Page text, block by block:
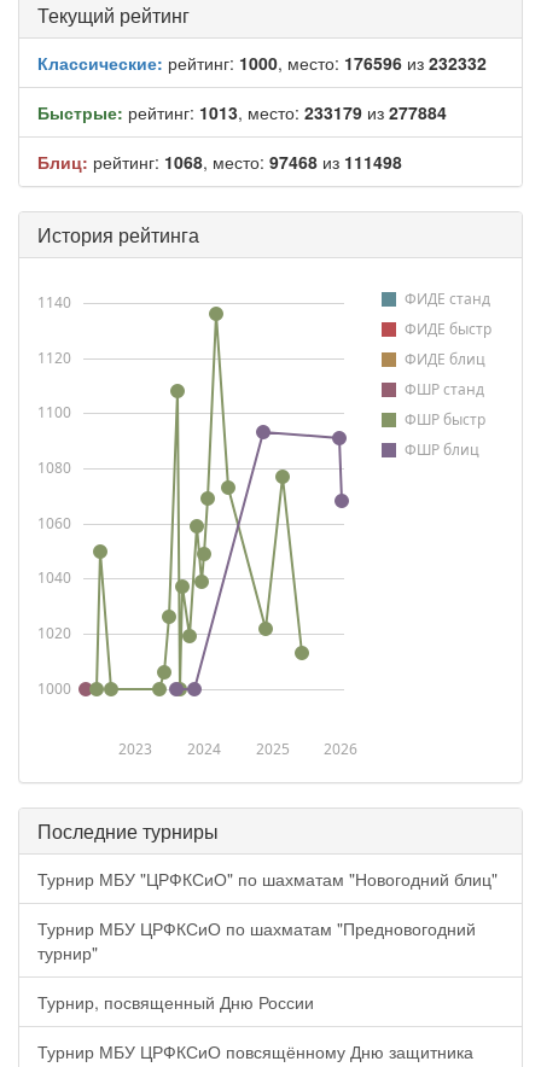
Текущий рейтинг
Классические: рейтинг: 1000, место: 176596 из 232332
Быстрые: рейтинг: 1013, место: 233179 из 277884
Блиц: рейтинг: 1068, место: 97468 из 111498
История рейтинга
ФИДЕ станд
ФИДЕ быстр
ФИДЕ блиц
ФШР станд
ФШР быстр
ФШР блиц
2023 2024 2025 2026
1000
1020
1040
1060
1080
1100
1120
1140
Последние турниры
Турнир МБУ "ЦРФКСиО" по шахматам "Новогодний блиц"
Турнир МБУ ЦРФКСиО по шахматам "Предновогодний
турнир"
Турнир, посвященный Дню России
Турнир МБУ ЦРФКСиО повсящённому Дню защитника